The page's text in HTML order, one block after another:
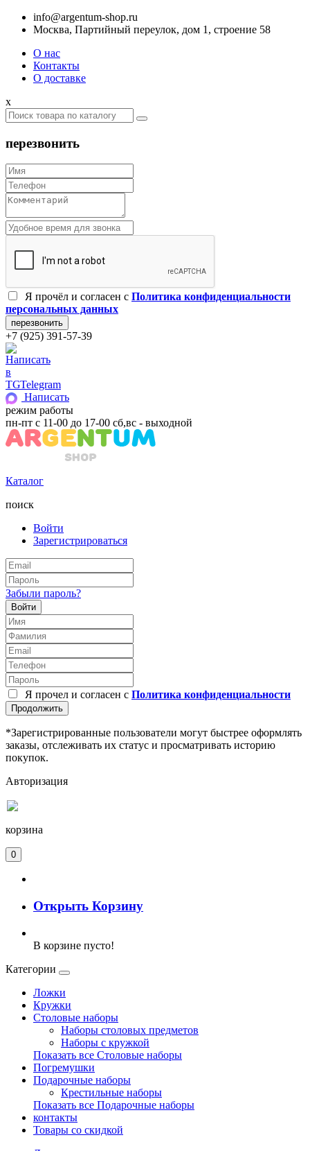
info@argentum-shop.ru
Москва, Партийный переулок, дом 1, строение 58
О нас
Контакты
О доставке
x
перезвонить
Я прочёл и согласен c Политика конфиденциальности
персональных данных
+7 (925) 391-57-39
Telegram
Написать
режим работы
пн-пт с 11-00 до 17-00 сб,вс - выходной
Каталог
поиск
Войти
Зарегистрироваться
Забыли пароль?
Войти
Я прочел и согласен с Политика конфиденциальности
Продолжить
*Зарегистрированные пользователи могут быстрее оформлять
заказы, отслеживать их статус и просматривать историю
покупок.
Авторизация
корзина
0
Открыть Корзину
В корзине пусто!
Категории
Ложки
Кружки
Столовые наборы
Наборы столовых предметов
Наборы с кружкой
Показать все Столовые наборы
Погремушки
Подарочные наборы
Крестильные наборы
Показать все Подарочные наборы
контакты
Товары со скидкой